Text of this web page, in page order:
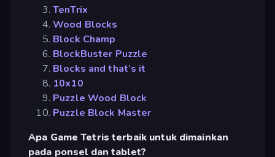
TenTrix
Wood Blocks
Block Champ
BlockBuster Puzzle
Blocks and that’s it
10x10
Puzzle Wood Block
Puzzle Block Master
Apa Game Tetris terbaik untuk dimainkan
pada ponsel dan tablet?